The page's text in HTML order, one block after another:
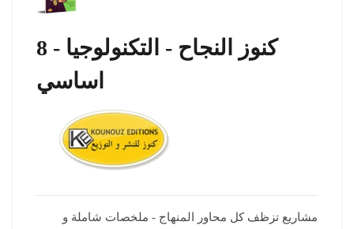
كنوز النجاح - التكنولوجيا - 8
اساسي
مشاريع تزظف كل محاور المنهاج - ملخصات شاملة و